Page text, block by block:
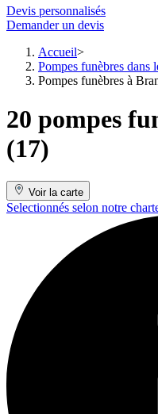
Devis personnalisés
Demander un devis
Accueil
Pompes funèbres dans
Pompes funèbres à
20 pompes
(17)
Voir la carte
Selectionnés selon notre